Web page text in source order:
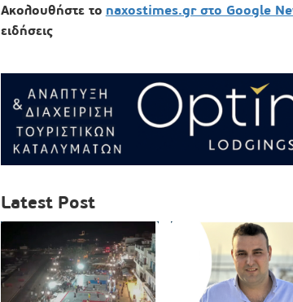
Ακολουθήστε το naxostimes.gr στο Google
ειδήσεις
Latest Post